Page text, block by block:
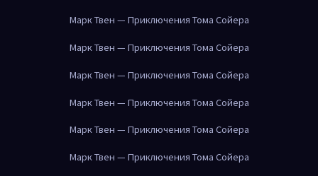
Марк Твен — Приключения Тома Сойера
Марк Твен — Приключения Тома Сойера
Марк Твен — Приключения Тома Сойера
Марк Твен — Приключения Тома Сойера
Марк Твен — Приключения Тома Сойера
Марк Твен — Приключения Тома Сойера